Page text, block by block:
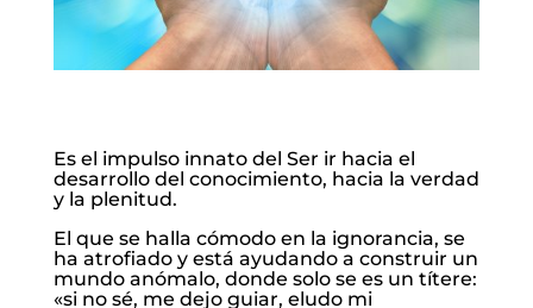
Es el impulso innato del Ser ir hacia el
desarrollo del conocimiento, hacia la verdad
y la plenitud.
El que se halla cómodo en la ignorancia, se
ha atrofiado y está ayudando a construir un
mundo anómalo, donde solo se es un títere:
«si no sé, me dejo guiar, eludo mi